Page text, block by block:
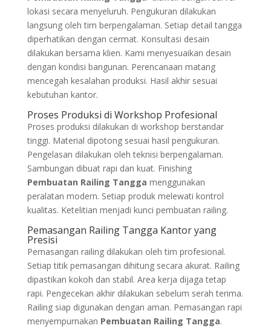
lokasi secara menyeluruh. Pengukuran dilakukan
langsung oleh tim berpengalaman. Setiap detail tangga
diperhatikan dengan cermat. Konsultasi desain
dilakukan bersama klien. Kami menyesuaikan desain
dengan kondisi bangunan. Perencanaan matang
mencegah kesalahan produksi. Hasil akhir sesuai
kebutuhan kantor.
Proses Produksi di Workshop Profesional
Proses produksi dilakukan di workshop berstandar
tinggi. Material dipotong sesuai hasil pengukuran.
Pengelasan dilakukan oleh teknisi berpengalaman.
Sambungan dibuat rapi dan kuat. Finishing
Pembuatan Railing Tangga menggunakan
peralatan modern. Setiap produk melewati kontrol
kualitas. Ketelitian menjadi kunci pembuatan railing.
Pemasangan Railing Tangga Kantor yang
Presisi
Pemasangan railing dilakukan oleh tim profesional.
Setiap titik pemasangan dihitung secara akurat. Railing
dipastikan kokoh dan stabil. Area kerja dijaga tetap
rapi. Pengecekan akhir dilakukan sebelum serah terima.
Railing siap digunakan dengan aman. Pemasangan rapi
menyempurnakan Pembuatan Railing Tangga.